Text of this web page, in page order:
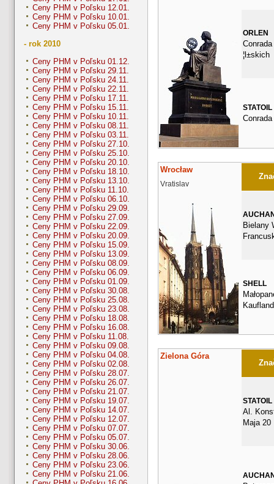
Ceny PHM v Poľsku 12.01.
Ceny PHM v Poľsku 10.01.
Ceny PHM v Poľsku 05.01.
- rok 2010
Ceny PHM v Poľsku 01.12.
Ceny PHM v Poľsku 29.11.
Ceny PHM v Poľsku 24.11.
Ceny PHM v Poľsku 22.11.
Ceny PHM v Poľsku 17.11.
Ceny PHM v Poľsku 15.11.
Ceny PHM v Poľsku 10.11.
Ceny PHM v Poľsku 08.11.
Ceny PHM v Poľsku 03.11.
Ceny PHM v Poľsku 27.10.
Ceny PHM v Poľsku 25.10.
Ceny PHM v Poľsku 20.10.
Ceny PHM v Poľsku 18.10.
Ceny PHM v Poľsku 13.10.
Ceny PHM v Poľsku 11.10.
Ceny PHM v Poľsku 06.10.
Ceny PHM v Poľsku 29.09.
Ceny PHM v Poľsku 27.09.
Ceny PHM v Poľsku 22.09.
Ceny PHM v Poľsku 20.09.
Ceny PHM v Poľsku 15.09.
Ceny PHM v Poľsku 13.09.
Ceny PHM v Poľsku 08.09.
Ceny PHM v Poľsku 06.09.
Ceny PHM v Poľsku 01.09.
Ceny PHM v Poľsku 30.08.
Ceny PHM v Poľsku 25.08.
Ceny PHM v Poľsku 23.08.
Ceny PHM v Poľsku 18.08.
Ceny PHM v Poľsku 16.08.
Ceny PHM v Poľsku 11.08.
Ceny PHM v Poľsku 09.08.
Ceny PHM v Poľsku 04.08.
Ceny PHM v Poľsku 02.08.
Ceny PHM v Poľsku 28.07.
Ceny PHM v Poľsku 26.07.
Ceny PHM v Poľsku 21.07.
Ceny PHM v Poľsku 19.07.
Ceny PHM v Poľsku 14.07.
Ceny PHM v Poľsku 12.07.
Ceny PHM v Poľsku 07.07.
Ceny PHM v Poľsku 05.07.
Ceny PHM v Poľsku 30.06.
Ceny PHM v Poľsku 28.06.
Ceny PHM v Poľsku 23.06.
Ceny PHM v Poľsku 21.06.
ORLEN
¦l±skich
STATOIL
Conrada
Wrocław
Vratislav
Bielany
SHELL
Zielona Góra
STATOIL
Al.
Maja 20